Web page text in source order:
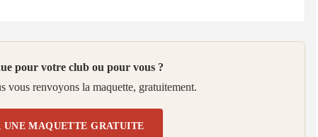
pour votre club ou pour vous ?
vous renvoyons la maquette, gratuitement.
UNE MAQUETTE GRATUITE